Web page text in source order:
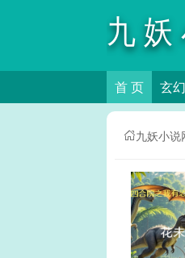
九
首 页 玄
九妖小说